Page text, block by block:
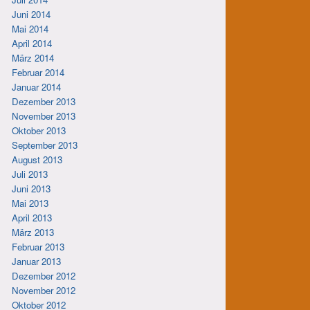
Juni 2014
Mai 2014
April 2014
März 2014
Februar 2014
Januar 2014
Dezember 2013
November 2013
Oktober 2013
September 2013
August 2013
Juli 2013
Juni 2013
Mai 2013
April 2013
März 2013
Februar 2013
Januar 2013
Dezember 2012
November 2012
Oktober 2012